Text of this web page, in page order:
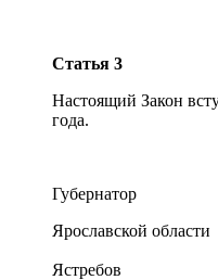
Статья 3
Настоящий Закон
года.
Губернатор
Ярославской области
Ястребов